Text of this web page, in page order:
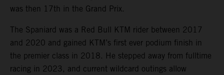
was then 17th in the Grand Prix.
The Spaniard was a Red Bull KTM rider between 2017
and 2020 and gained KTM’s first ever podium finish in
the premier class in 2018. He stepped away from fulltime
racing in 2023, and current wildcard outings allow